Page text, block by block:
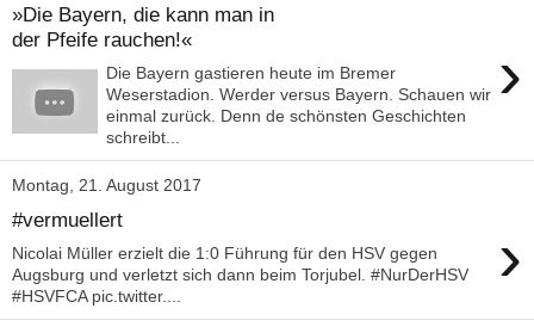
»Die Bayern, die kann man in
der Pfeife rauchen!«
›
Die Bayern gastieren heute im Bremer
Weserstadion. Werder versus Bayern. Schauen wir
einmal zurück. Denn de schönsten Geschichten
schreibt...
Montag, 21. August 2017
#vermuellert ›
Nicolai Müller erzielt die 1:0 Führung für den HSV gegen
Augsburg und verletzt sich dann beim Torjubel. #NurDerHSV
#HSVFCA pic.twitter....